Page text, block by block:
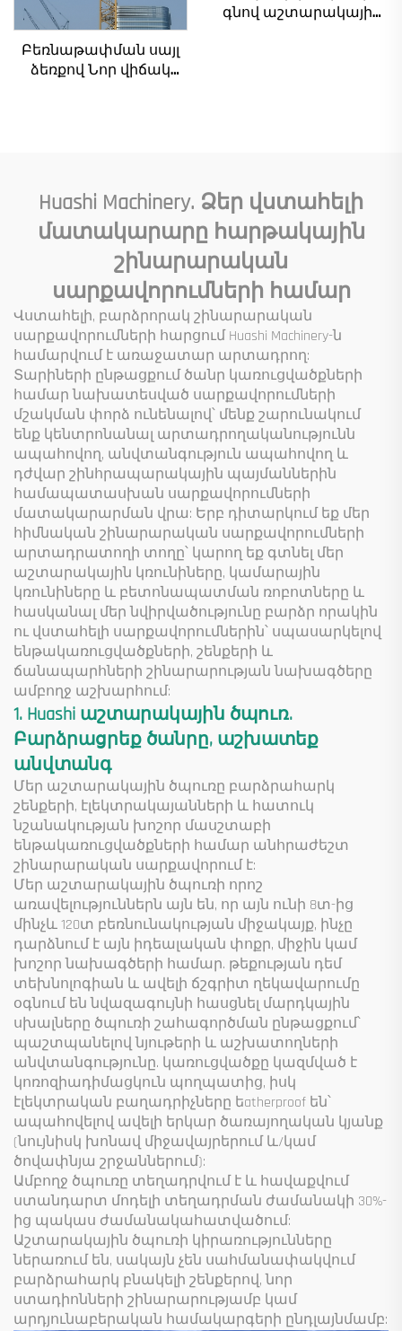
Բեռնաթափման սայլ
ձեռքով Նոր վիճակ
մանժեթ պոմպ շարժիչ
Ներքին
բեռնվածություն
գնով աշտարակային
Huashi Machinery. Ձեր վստահելի
մատակարարը հարթակային
շինարարական
սարքավորումների համար
Վստահելի, բարձրորակ շինարարական
սարքավորումների հարցում Huashi Machinery-ն
համարվում է առաջատար արտադրող:
Տարիների ընթացքում ծանր կառուցվածքների
համար նախատեսված սարքավորումների
մշակման փորձ ունենալով՝ մենք շարունակում
ենք կենտրոնանալ արտադրողականությունն
ապահովող, անվտանգություն ապահովող և
դժվար շինհրապարակային պայմաններին
համապատասխան սարքավորումների
մատակարարման վրա: Երբ դիտարկում եք մեր
հիմնական շինարարական սարքավորումների
արտադրատողի տողը՝ կարող եք գտնել մեր
աշտարակային կռունիները, կամարային
կռունիները և բետոնապատման ռոբոտները և
հասկանալ մեր նվիրվածությունը բարձր որակին
ու վստահելի սարքավորումներին՝ սպասարկելով
ենթակառուցվածքների, շենքերի և
ճանապարհների շինարարության նախագծերը
ամբողջ աշխարհում:
1. Huashi աշտարակային ծպուռ.
Բարձրացրեք ծանրը, աշխատեք
անվտանգ
Մեր աշտարակային ծպուռը բարձրահարկ
շենքերի, էլեկտրակայանների և հատուկ
նշանակության խոշոր մասշտաբի
ենթակառուցվածքների համար անհրաժեշտ
շինարարական սարքավորում է:
Մեր աշտարակային ծպուռի որոշ
առավելություններն այն են, որ այն ունի 8տ-ից
մինչև 120տ բեռնունակության միջակայք, ինչը
դարձնում է այն իդեալական փոքր, միջին կամ
խոշոր նախագծերի համար. թեքության դեմ
տեխնոլոգիան և ավելի ճշգրիտ ղեկավարումը
օգնում են նվազագույնի հասցնել մարդկային
սխալները ծպուռի շահագործման ընթացքում՝
պաշտպանելով նյութերի և աշխատողների
անվտանգությունը. կառուցվածքը կազմված է
կոռոզիադիմացկուն պողպատից, իսկ
էլեկտրական բաղադրիչները եatherproof են՝
ապահովելով ավելի երկար ծառայողական կյանք
(նույնիսկ խոնավ միջավայրերում և/կամ
ծովափնյա շրջաններում):
Ամբողջ ծպուռը տեղադրվում է և հավաքվում
ստանդարտ մոդելի տեղադրման ժամանակի 30%-
ից պակաս ժամանակահատվածում:
Աշտարակային ծպուռի կիրառությունները
ներառում են, սակայն չեն սահմանափակվում
բարձրահարկ բնակելի շենքերով, նոր
ստադիոնների շինարարությամբ կամ
արդյունաբերական համակարգերի ընդլայնմամբ: